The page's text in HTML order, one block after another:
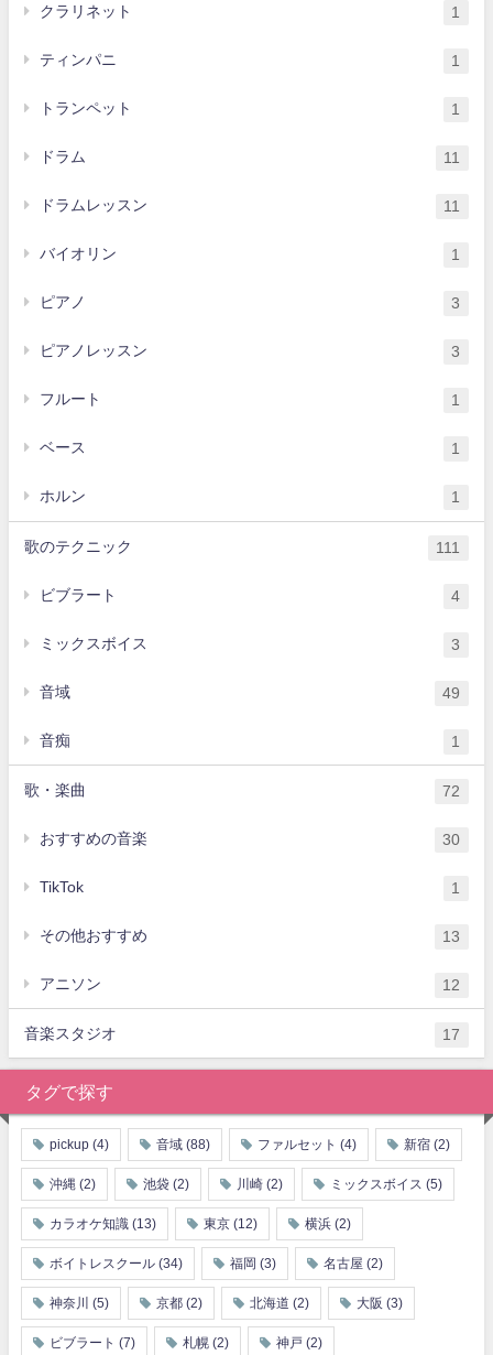
クラリネット 1
ティンパニ 1
トランペット 1
ドラム 11
ドラムレッスン 11
バイオリン 1
ピアノ 3
ピアノレッスン 3
フルート 1
ベース 1
ホルン 1
歌のテクニック 111
ビブラート 4
ミックスボイス 3
音域 49
音痴 1
歌・楽曲 72
おすすめの音楽 30
TikTok 1
その他おすすめ 13
アニソン 12
音楽スタジオ 17
タグで探す
pickup (4) 音域 (88) ファルセット (4) 新宿 (2)
沖縄 (2) 池袋 (2) 川崎 (2) ミックスボイス (5)
カラオケ知識 (13) 東京 (12) 横浜 (2)
ボイトレスクール (34) 福岡 (3) 名古屋 (2)
神奈川 (5) 京都 (2) 北海道 (2) 大阪 (3)
ビブラート (7) 札幌 (2) 神戸 (2)